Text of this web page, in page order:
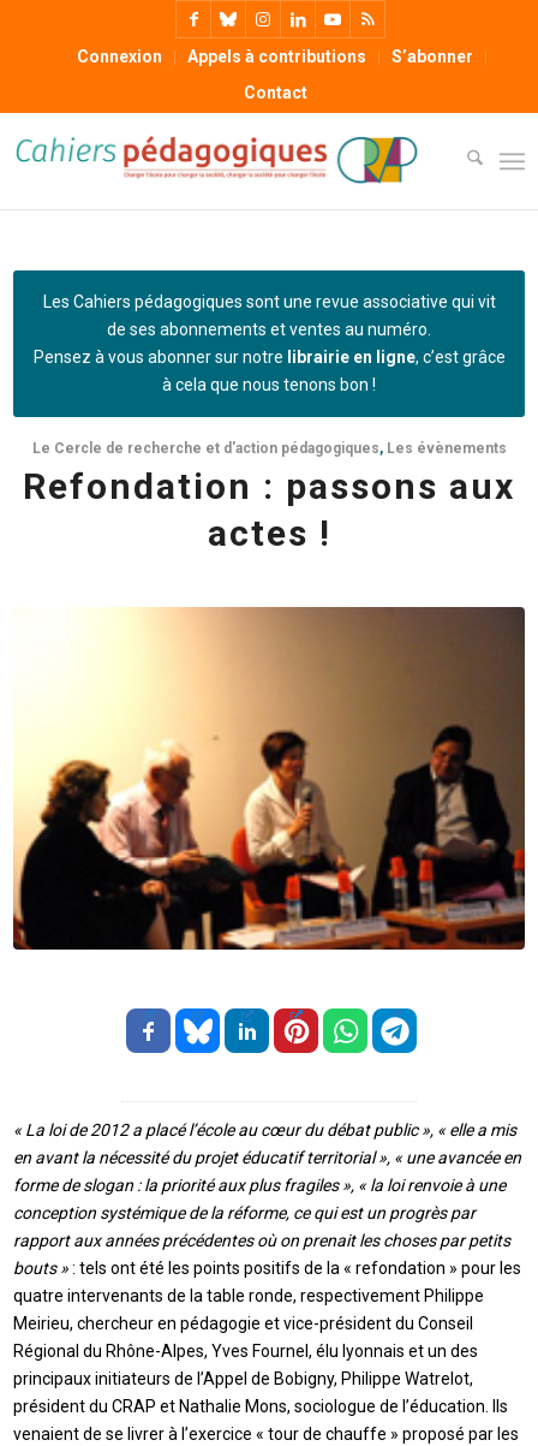
Connexion Appels à contributions
S’abonner
Contact
Les Cahiers pédagogiques sont une revue associative qui vit
de ses abonnements et ventes au numéro.
Pensez à vous abonner sur notre librairie en ligne, c’est grâce
à cela que nous tenons bon !
Le Cercle de recherche et d'action pédagogiques, Les évènements
Refondation : passons aux
actes !
« La loi de 2012 a placé l’école au cœur du débat public », « elle a mis
en avant la nécessité du projet éducatif territorial », « une avancée en
forme de slogan : la priorité aux plus fragiles », « la loi renvoie à une
conception systémique de la réforme, ce qui est un progrès par
rapport aux années précédentes où on prenait les choses par petits
bouts »: tels ont été les points positifs de la « refondation » pour les
quatre intervenants de la table ronde, respectivement Philippe
Meirieu, chercheur en pédagogie et vice-président du Conseil
Régional du Rhône-Alpes, Yves Fournel, élu lyonnais et un des
principaux initiateurs de l’Appel de Bobigny, Philippe Watrelot,
président du CRAP et Nathalie Mons, sociologue de l’éducation. Ils
venaient de se livrer à l’exercice « tour de chauffe » proposé par les